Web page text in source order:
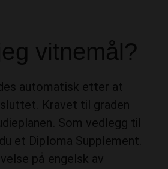
vitnemål?
automatisk etter at
Kravet til graden
Som vedlegg til
et Diploma Supplement.
på engelsk av